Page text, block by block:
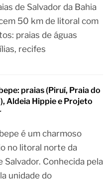
de Salvador da Bahia
50 km de litoral com
praias de águas
recifes
praias (Piruí, Praia do
Aldeia Hippie e Projeto
é um charmoso
no litoral norte da
Salvador. Conhecida pela
unidade do